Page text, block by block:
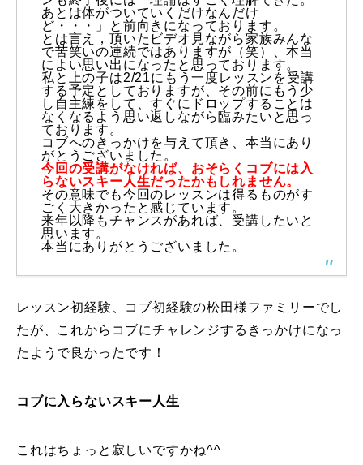
Review
レッスンレポート Report
よくある質問 FAQ
レッスン内容について
レッスン周辺に関して
お申し込みについて
動画で学ぶ
レッスン動画一覧
コブ斜面の滑り方解説動画
無料プレゼント動画
プレゼント
あとは体がついていくだけなんだけ
ど・・・」と前向きになっております。
とは言え，頂いたビデオ見ながら家族みんな
で苦笑いの連続ではありますが（笑）、本当
によい思い出になったと思っております。
私と上の子は2/21にもう一度レッスンを受講
する予定としておりますが、その前にもう少
し自主練をして、すぐにドロップすることは
なくなるよう思い返しながら臨みたいと思っ
ております。
コブへのきっかけを与えて頂き、本当にあり
がとうございました。
今回の受講がなければ、おそらくコブには入
らないスキー人生だったかもしれません。
その意味でも今回のレッスンは得るものがす
ごく大きかったと感じています。
来年以降もチャンスがあれば、受講したいと
思います。
本当にありがとうございました。
レッスン初経験、コブ初経験の松田様ファミリーでし
たが、これからコブにチャレンジするきっかけになっ
たようで良かったです！
コブに入らないスキー人生
これはちょっと寂しいですかね^^